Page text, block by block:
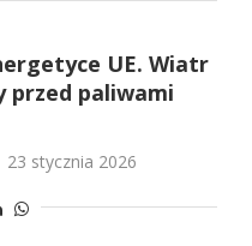
UE. Wiatr
przed paliwami
23 stycznia 2026